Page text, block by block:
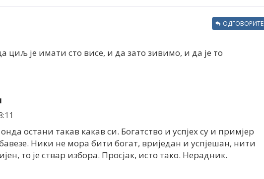
циљ је имати сто висе, и да зато зивимо, и да је то
ОДГОВОРИТЕ
остани такав какав си. Богатство и успјех су и примјер
Ники не мора бити богат, вриједан и успјешан, нити
то је ствар избора. Просјак, исто тако. Нерадник.